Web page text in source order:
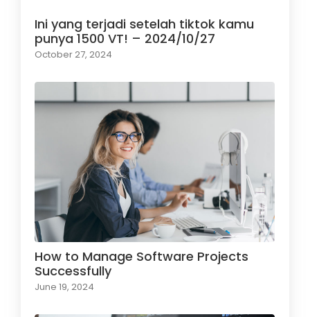
Ini yang terjadi setelah tiktok kamu
punya 1500 VT! – 2024/10/27
October 27, 2024
How to Manage Software Projects
Successfully
June 19, 2024